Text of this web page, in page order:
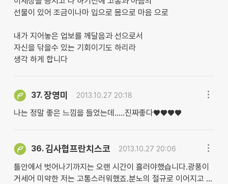
선물이 있어 조금이나마 입으로 몸으로 마음 으로
내가 지어놓은 업보를 께달음과 선으로서
자신을 닦을수 있는 기회이기도 하리라
생각 하게 합니다
37.장영미 2013.10.27 20:18
나는 정말 좋은 느낌을 들었는데.....진짜좋다♥♥♥♥
36.김사협프란치스코 2013.10.27 20:06
틀안에서 벗어나기까지는 오랜 시간이 흘러야했습니다.광풍이
거세어 미약한 저는 고통스러워했죠.분노의 절규로 이어지고 ...